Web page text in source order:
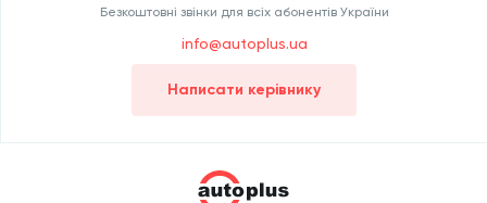
Безкоштовні звінки для всіх абонентів України
info@autoplus.ua
Написати керівнику